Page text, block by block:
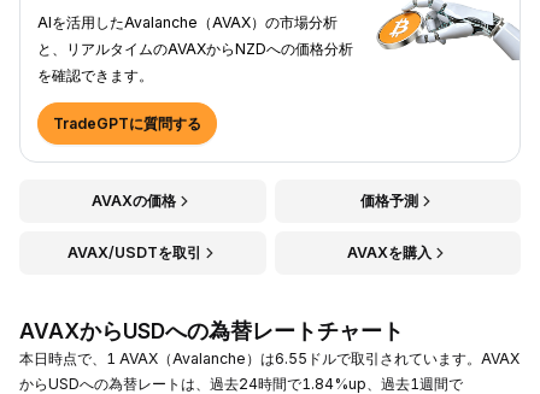
AIを活用したAvalanche（AVAX）の市場分析
と、リアルタイムのAVAXからNZDへの価格分析
を確認できます。
TradeGPTに質問する
AVAXの価格 価格予測
AVAX/USDTを取引 AVAXを購入
AVAXからUSDへの為替レートチャート
本日時点で、1 AVAX（Avalanche）は6.55ドルで取引されています。AVAX
からUSDへの為替レートは、過去24時間で1.84%up、過去1週間で